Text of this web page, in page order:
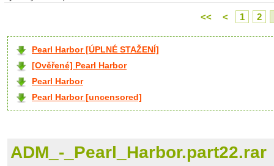
<< < 1 2
Pearl Harbor [ÚPLNÉ STAŽENÍ]
[Ověřené] Pearl Harbor
Pearl Harbor
Pearl Harbor [uncensored]
ADM_-_Pearl_Harbor.part22.rar